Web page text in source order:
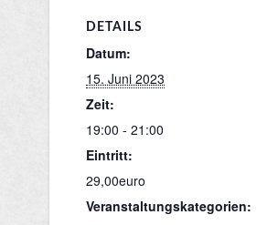
DETAILS
Datum:
15. Juni 2023
Zeit:
19:00 - 21:00
Eintritt:
29,00euro
Veranstaltungskategorien: